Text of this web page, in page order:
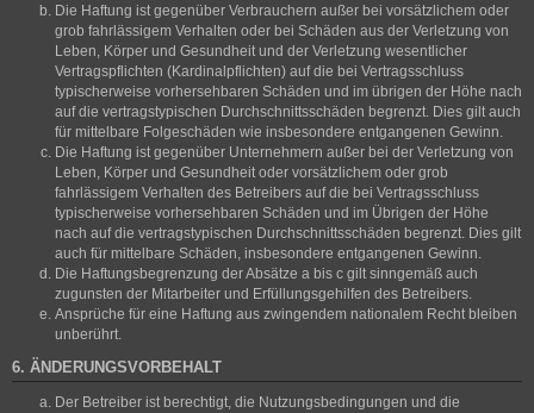
Die Haftung ist gegenüber Verbrauchern außer bei vorsätzlichem oder
grob fahrlässigem Verhalten oder bei Schäden aus der Verletzung von
Leben, Körper und Gesundheit und der Verletzung wesentlicher
Vertragspflichten (Kardinalpflichten) auf die bei Vertragsschluss
typischerweise vorhersehbaren Schäden und im übrigen der Höhe nach
auf die vertragstypischen Durchschnittsschäden begrenzt. Dies gilt auch
für mittelbare Folgeschäden wie insbesondere entgangenen Gewinn.
Die Haftung ist gegenüber Unternehmern außer bei der Verletzung von
Leben, Körper und Gesundheit oder vorsätzlichem oder grob
fahrlässigem Verhalten des Betreibers auf die bei Vertragsschluss
typischerweise vorhersehbaren Schäden und im Übrigen der Höhe
nach auf die vertragstypischen Durchschnittsschäden begrenzt. Dies gilt
auch für mittelbare Schäden, insbesondere entgangenen Gewinn.
Die Haftungsbegrenzung der Absätze a bis c gilt sinngemäß auch
zugunsten der Mitarbeiter und Erfüllungsgehilfen des Betreibers.
Ansprüche für eine Haftung aus zwingendem nationalem Recht bleiben
unberührt.
6. ÄNDERUNGSVORBEHALT
Der Betreiber ist berechtigt, die Nutzungsbedingungen und die